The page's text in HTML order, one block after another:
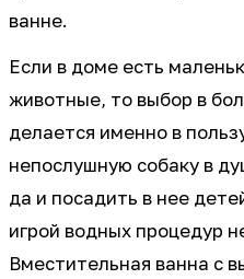
ванне.
Если в доме есть
животные, то выбор в
делается именно в
непослушную собаку в
да и посадить в нее
игрой водных процедур
Вместительная ванна с